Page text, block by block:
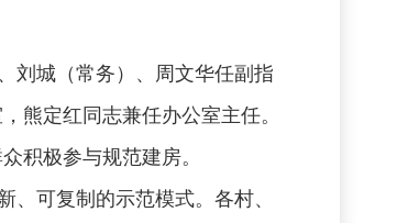
刘城（常务）、周文华任副指
熊定红同志兼任办公室主任。
积极参与规范建房。
可复制的示范模式。各村、